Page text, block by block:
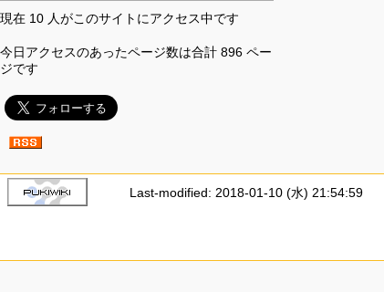
現在 10 人がこのサイトにアクセス中です
今日アクセスのあったページ数は合計 896 ペー
ジです
Last-modified: 2018-01-10 (水) 21:54:59